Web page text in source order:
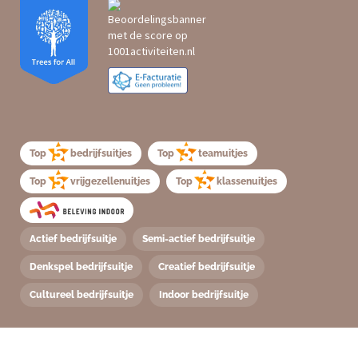
Top bedrijfsuitjes Top teamuitjes
Top vrijgezellenuitjes Top klassenuitjes
Actief bedrijfsuitje Semi-actief bedrijfsuitje
Denkspel bedrijfsuitje Creatief bedrijfsuitje
Cultureel bedrijfsuitje Indoor bedrijfsuitje